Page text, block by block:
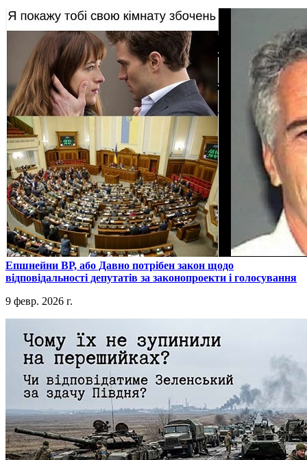
​Епшнейни ВР, або Давно потрібен закон щодо
відповідальності депутатів за законопроекти і голосування
9 февр. 2026 г.